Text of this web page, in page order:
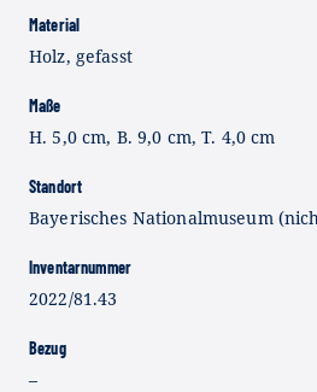
Material
Holz, gefasst
Maße
H. 5,0 cm, B. 9,0 cm, T. 4,0 cm
Standort
Bayerisches Nationalmuseum
Inventarnummer
2022/81.43
Bezug
–